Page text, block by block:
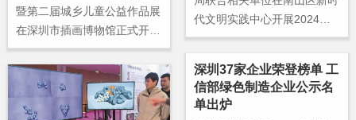
暨第二届城乡儿童公益作品展
在深圳市插画博物馆正式开
幕。
代文明实践中心开展2024年
深圳市“全面推进美丽中国建
深圳37家企业荣登榜单 工
信部绿色制造企业公示名
单出炉